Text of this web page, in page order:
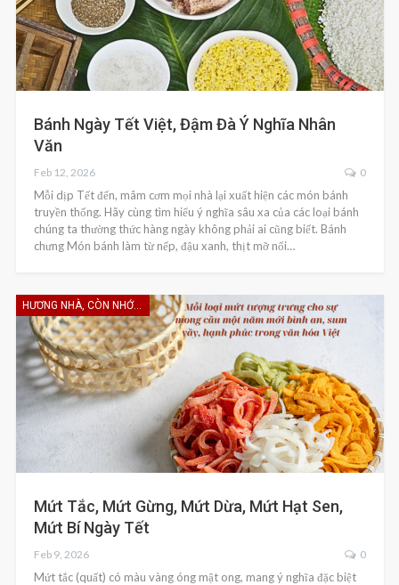
Bánh Ngày Tết Việt, Đậm Đà Ý Nghĩa Nhân
Văn
Feb 12, 2026 0
Mỗi dịp Tết đến, mâm cơm mọi nhà lại xuất hiện các món bánh
truyền thống. Hãy cùng tìm hiểu ý nghĩa sâu xa của các loại bánh
chúng ta thường thức hàng ngày không phải ai cũng biết. Bánh
chưng Món bánh làm từ nếp, đậu xanh, thịt mỡ nổi…
HƯƠNG NHÀ, CÒN NHỚ KHÔNG EM
Mứt Tắc, Mứt Gừng, Mứt Dừa, Mứt Hạt Sen,
Mứt Bí Ngày Tết
Feb 9, 2026 0
Mứt tắc (quất) có màu vàng óng mật ong, mang ý nghĩa đặc biệt